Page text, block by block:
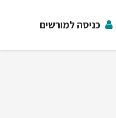
כניסה למורשים